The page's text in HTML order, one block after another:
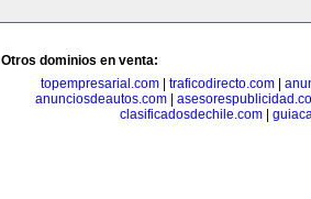
Otros dominios en venta:
topempresarial.com
traficodirecto.com
anunciosdeautos.com|
clasificadosdechile.com|